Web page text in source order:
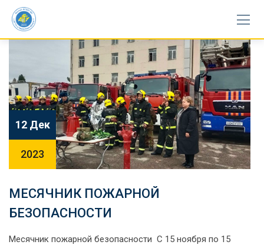
Skip
content
12 Дек
2023
МЕСЯЧНИК ПОЖАРНОЙ
БЕЗОПАСНОСТИ
Месячник пожарной безопасности С 15 ноября по 15